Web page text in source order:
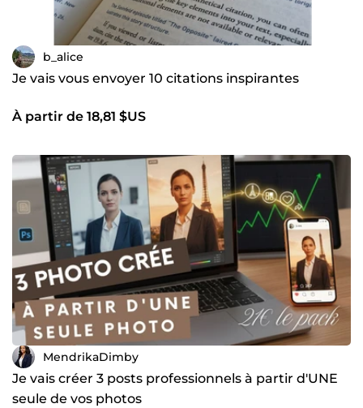
b_alice
Je vais vous envoyer 10 citations inspirantes
À partir de 18,81 $US
MendrikaDimby
Je vais créer 3 posts professionnels à partir d'UNE
seule de vos photos